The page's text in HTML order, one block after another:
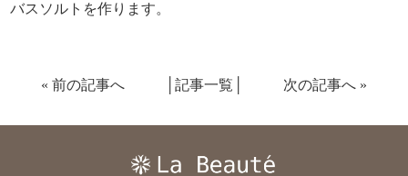
バスソルトを作ります。
« 前の記事へ 記事一覧 次の記事へ »